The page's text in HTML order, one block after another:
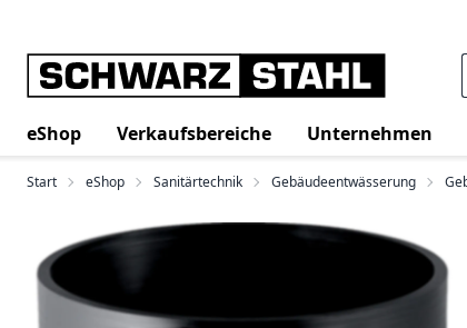
eShop Verkaufsbereiche Unternehmen
Start eShop Sanitärtechnik Gebäudeentwässerung